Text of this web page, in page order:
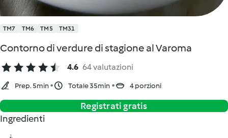
TM7 TM6 TM5 TM31
Contorno di verdure di stagione al Varoma
4.6 64 valutazioni
Prep. 5min Totale 35min 4 porzioni
Registrati gratis
Ingredienti